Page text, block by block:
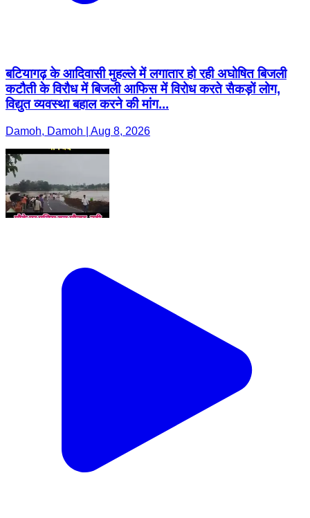
बटियागढ़ के आदिवासी मुहल्ले में लगातार हो रही अघोषित बिजली
कटौती के विरौध में बिजली आफिस में विरोध करते सैकड़ों लोग,
विद्युत व्यवस्था बहाल करने की मांग...
Damoh, Damoh | Aug 8, 2026